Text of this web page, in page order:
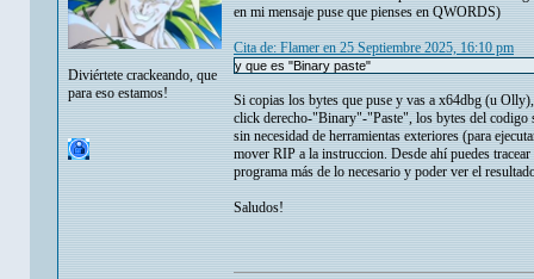
Diviértete crackeando, que
para eso estamos!
en mi mensaje puse que pienses en QWORDS)
Cita de: Flamer en 25 Septiembre 2025, 16:10 pm
y que es "Binary paste"
Si copias los bytes que puse y vas a x64dbg (u
click derecho-"Binary"-"Paste", los bytes del codigo
sin necesidad de herramientas exteriores (para
mover RIP a la instruccion. Desde ahí puedes
programa más de lo necesario y poder ver el
Saludos!